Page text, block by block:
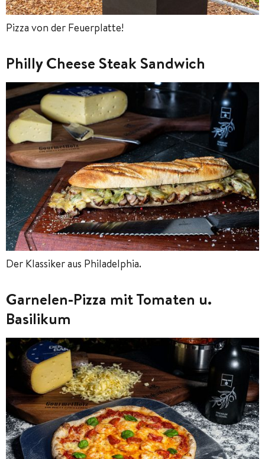
Pizza von der Feuerplatte!
Philly Cheese Steak Sandwich
Der Klassiker aus Philadelphia.
Garnelen-Pizza mit Tomaten u.
Basilikum